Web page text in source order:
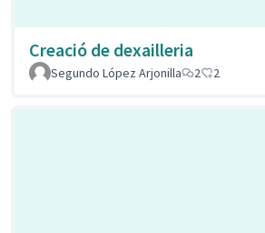
Creació de dexailleria
Segundo López Arjonilla
2 2